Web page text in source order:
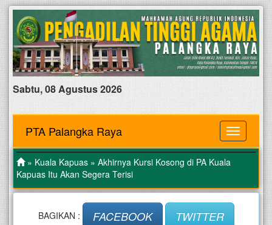
Sabtu, 08 Agustus 2026
MENU
PTA Palangka Raya
» Kuala Kapuas » Akhirnya Kursi Kosong di PA Kuala
Kapuas Itu Akan Segera Terisi
BAGIKAN : FACEBOOK
TWITTER